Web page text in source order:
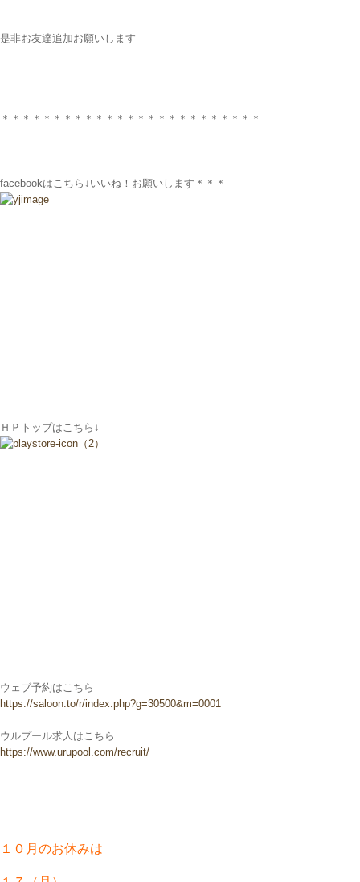
是非お友達追加お願いします
＊＊＊＊＊＊＊＊＊＊＊＊＊＊＊＊＊＊＊＊＊＊＊＊＊
facebookはこちら↓いいね！お願いします＊＊＊
ＨＰトップはこちら↓
ウェブ予約はこちら
https://saloon.to/r/index.php?g=30500&m=0001
ウルプール求人はこちら
https://www.urupool.com/recruit/
１０月のお休みは